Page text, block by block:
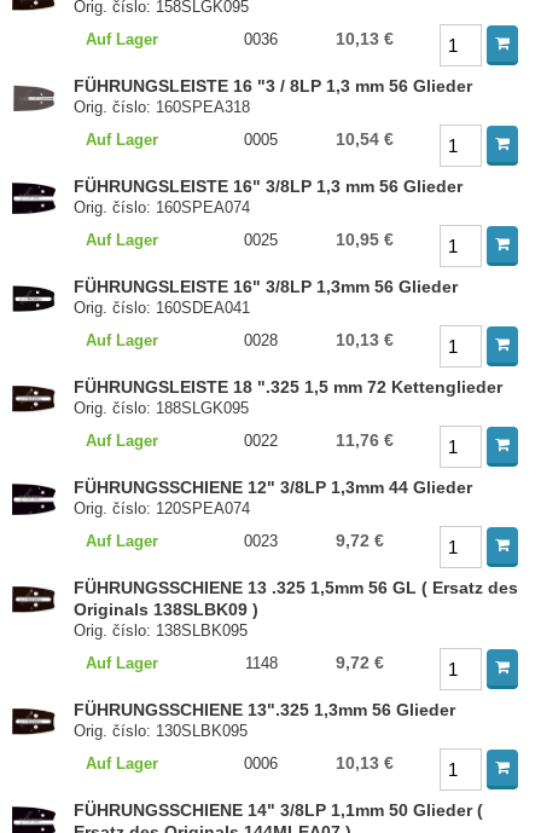
Orig. číslo: 158SLGK095
Auf Lager
0036 10,13 €
FÜHRUNGSLEISTE 16 "3 / 8LP 1,3 mm 56 Glieder
Orig. číslo: 160SPEA318
Auf Lager
0005 10,54 €
FÜHRUNGSLEISTE 16" 3/8LP 1,3 mm 56 Glieder
Orig. číslo: 160SPEA074
Auf Lager
0025 10,95 €
FÜHRUNGSLEISTE 16" 3/8LP 1,3mm 56 Glieder
Orig. číslo: 160SDEA041
Auf Lager
0028 10,13 €
FÜHRUNGSLEISTE 18 ".325 1,5 mm 72 Kettenglieder
Orig. číslo: 188SLGK095
Auf Lager
0022 11,76 €
FÜHRUNGSSCHIENE 12" 3/8LP 1,3mm 44 Glieder
Orig. číslo: 120SPEA074
Auf Lager
0023 9,72 €
FÜHRUNGSSCHIENE 13 .325 1,5mm 56 GL ( Ersatz des
Originals 138SLBK09 )
Orig. číslo: 138SLBK095
Auf Lager
1148 9,72 €
FÜHRUNGSSCHIENE 13".325 1,3mm 56 Glieder
Orig. číslo: 130SLBK095
Auf Lager
0006 10,13 €
FÜHRUNGSSCHIENE 14" 3/8LP 1,1mm 50 Glieder (